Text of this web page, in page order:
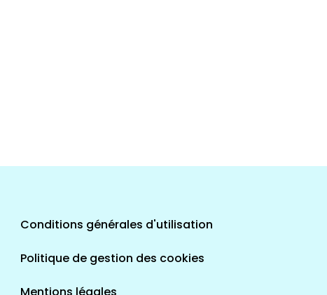
Conditions générales d'utilisation
Politique de gestion des cookies